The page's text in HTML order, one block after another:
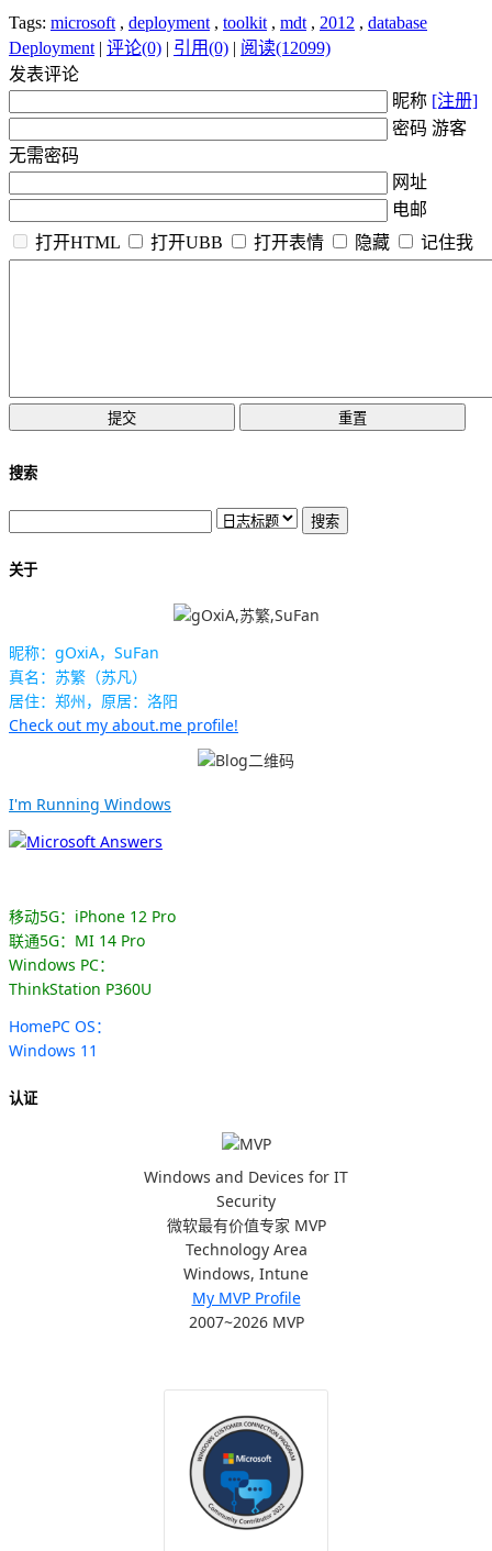
Tags: microsoft, deployment, toolkit, mdt, 2012 , database
Deployment| 评论(0) | 引用(0) | 阅读(12099)
发表评论
昵称 [注册]
密码 游客
无需密码
网址
电邮
打开HTML
打开UBB 打开表情 隐藏 记住我
搜索
关于
昵称：gOxiA，SuFan
真名：苏繁（苏凡）
居住：郑州，原居：洛阳
Check out my about.me profile!
I'm Running Windows
移动5G：iPhone 12 Pro
联通5G：MI 14 Pro
Windows PC：
ThinkStation P360U
HomePC OS：
Windows 11
认证
Windows and Devices for IT
Security
微软最有价值专家 MVP
Technology Area
Windows, Intune
My MVP Profile
2007~2026 MVP